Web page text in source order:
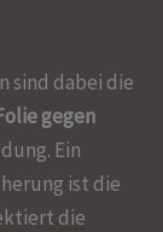
sind dabei die
gegen
Ein
ist die
die